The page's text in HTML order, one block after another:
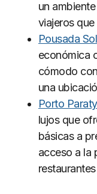
un
viajeros
Pousada
económica
cómodo
una
Porto
lujos que
básicas a
acceso a la